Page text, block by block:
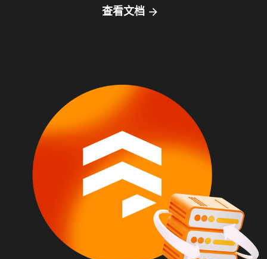
查看文档 arrow_forward